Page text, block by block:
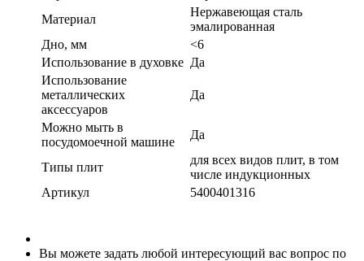
Материал
Нержавеющая сталь
эмалированная
Дно, мм
<6
Использование в духовке Да
Использование
металлических
аксессуаров
Да
Можно мыть в
посудомоечной машине
Да
Типы плит
для всех видов плит, в том
числе индукционных
Артикул
5400401316
Вы можете задать любой интересующий вас вопрос по